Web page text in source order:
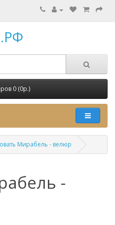
0 (0p.)
Мирабель - велюр
-